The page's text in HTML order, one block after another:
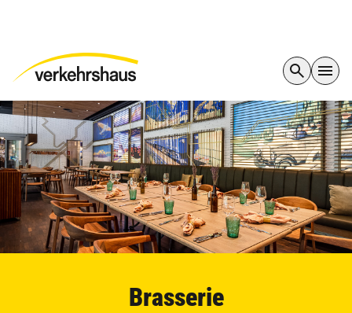
Brasserie